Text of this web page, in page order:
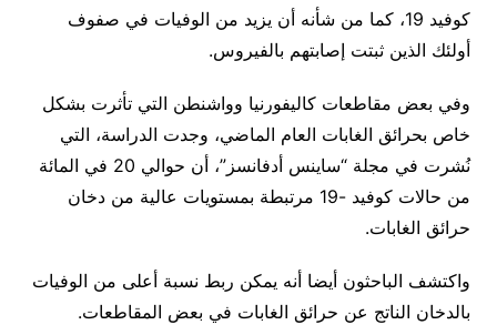
كوفيد 19، كما من شأنه أن يزيد من الوفيات في صفوف
أولئك الذين ثبتت إصابتهم بالفيروس.
وفي بعض مقاطعات كاليفورنيا وواشنطن التي تأثرت بشكل
خاص بحرائق الغابات العام الماضي، وجدت الدراسة، التي
نُشرت في مجلة “ساينس أدفانسز”، أن حوالي 20 في المائة
من حالات كوفيد -19 مرتبطة بمستويات عالية من دخان
حرائق الغابات.
واكتشف الباحثون أيضا أنه يمكن ربط نسبة أعلى من الوفيات
بالدخان الناتج عن حرائق الغابات في بعض المقاطعات.